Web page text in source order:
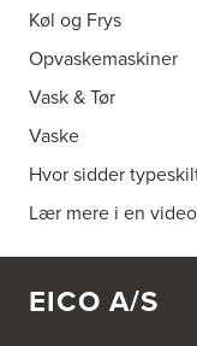
Køl og Frys
Opvaskemaskiner
Vask & Tør
Vaske
Hvor sidder
Lær mere i en video
EICO A/S